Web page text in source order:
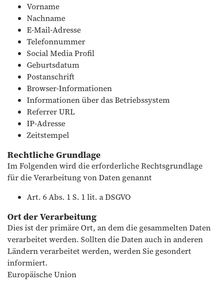
Vorname
Nachname
E-Mail-Adresse
Telefonnummer
Social Media Profil
Geburtsdatum
Postanschrift
Browser-Informationen
Informationen über das Betriebssystem
Referrer URL
IP-Adresse
Zeitstempel
Rechtliche Grundlage
Im Folgenden wird die erforderliche Rechtsgrundlage
für die Verarbeitung von Daten genannt
Art. 6 Abs. 1 S. 1 lit. a DSGVO
Ort der Verarbeitung
Dies ist der primäre Ort, an dem die gesammelten Daten
verarbeitet werden. Sollten die Daten auch in anderen
Ländern verarbeitet werden, werden Sie gesondert
informiert.
Europäische Union